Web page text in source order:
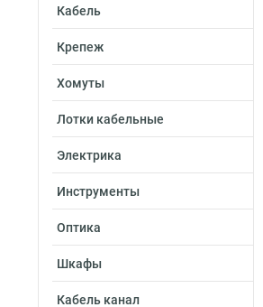
Кабель
Крепеж
Хомуты
Лотки кабельные
Электрика
Инструменты
Оптика
Шкафы
Кабель канал